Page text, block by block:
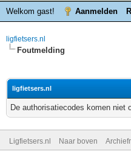
Welkom gast! Aanmelden
ligfietsers.nl
Foutmelding
ligfietsers.nl
De authorisatiecodes komen niet
Ligfietsers.nl Naar boven